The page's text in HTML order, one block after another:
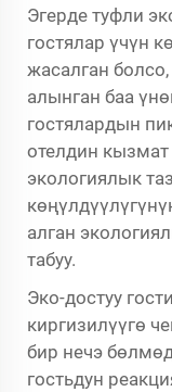
Эгерде туфли
гостялар үчүн
жасалган
алынган баа
гостялардын
отелдин кызмат
экологиялык
алган
табуу.
Эко-достуу
киргизилүүгө
бир нечэ
гостьдун